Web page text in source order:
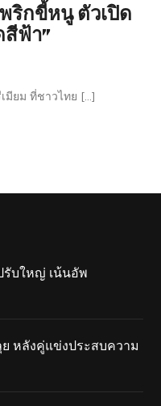
พริกขี้หนู ตัวเปิด
ฟ้า”
มียม ที่ชาวไทย […]
ปรับใหญ่ เน้นอัพ
ย หลังคู่แข่งประสบความ